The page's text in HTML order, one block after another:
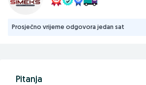
-Potrebna snaga traktora: 41-44 kW
-Ukupna širina:2330
-Težina 423kg
Prosječno vrijeme odgovora jedan sat
Pitanja